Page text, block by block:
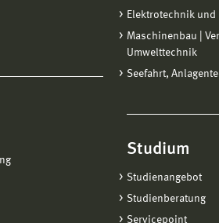
Elektrotechnik
Maschinenbau |
Umwelttechnik
Seefahrt,
Studium
Studienangebot
Studienberatung
Servicepoint